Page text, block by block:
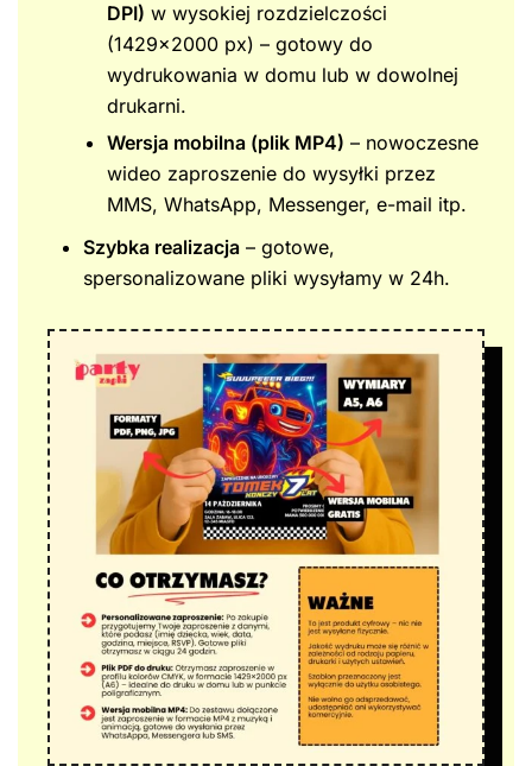
DPI) w wysokiej rozdzielczości
(1429×2000 px) – gotowy do
wydrukowania w domu lub w dowolnej
drukarni.
Wersja mobilna (plik MP4) – nowoczesne
wideo zaproszenie do wysyłki przez
MMS, WhatsApp, Messenger, e-mail itp.
Szybka realizacja – gotowe,
spersonalizowane pliki wysyłamy w 24h.